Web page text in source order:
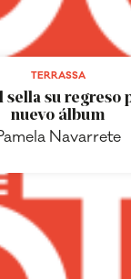
TERRASSA
su regreso
nuevo álbum
Navarrete